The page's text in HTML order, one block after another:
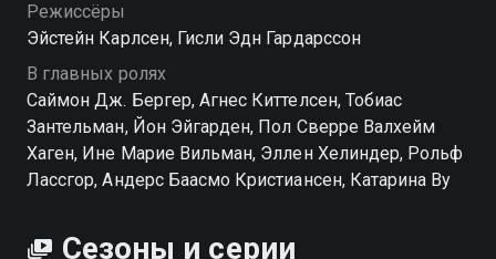
Режиссёры
Эйстейн Карлсен, Гисли Эдн Гардарссон
В главных ролях
Саймон Дж. Бергер, Агнес Киттелсен, Тобиас
Зантельман, Йон Эйгарден, Пол Сверре Валхейм
Хаген, Ине Марие Вильман, Эллен Хелиндер, Рольф
Лассгор, Андерс Баасмо Кристиансен, Катарина Ву
Сезоны и серии